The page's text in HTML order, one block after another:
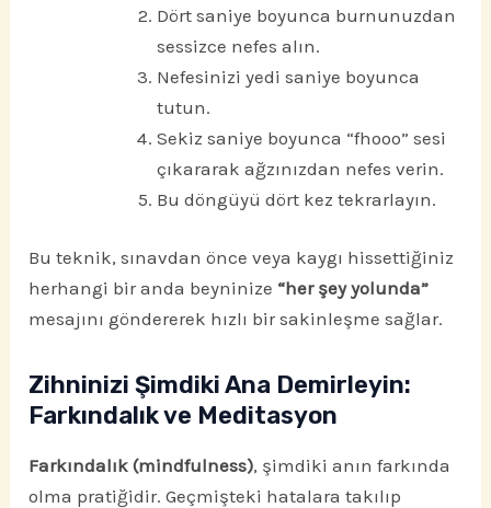
Dört saniye boyunca burnunuzdan
sessizce nefes alın.
Nefesinizi yedi saniye boyunca
tutun.
Sekiz saniye boyunca “fhooo” sesi
çıkararak ağzınızdan nefes verin.
Bu döngüyü dört kez tekrarlayın.
Bu teknik, sınavdan önce veya kaygı hissettiğiniz
herhangi bir anda beyninize “her şey yolunda”
mesajını göndererek hızlı bir sakinleşme sağlar.
Zihninizi Şimdiki Ana Demirleyin:
Farkındalık ve Meditasyon
Farkındalık (mindfulness), şimdiki anın farkında
olma pratiğidir. Geçmişteki hatalara takılıp